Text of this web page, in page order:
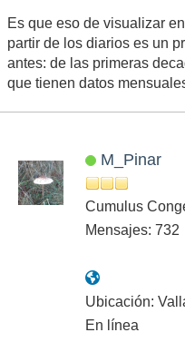
Es que eso de visualizar
partir de los diarios es un
antes: de las primeras
que tienen datos
M_Pinar
Cumulus
Mensajes: 732
Ubicación:
En línea